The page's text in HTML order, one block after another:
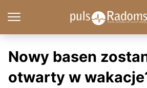
Nowy basen
otwarty w